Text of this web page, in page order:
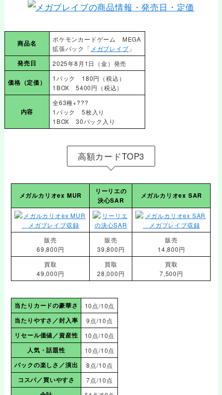
商品名
ポケモンカードゲーム MEGA
拡張パック「 メガブレイブ 」
発売日
2025年8月1日（金）発売
価格 （定価）
1パック 180円（税込）
1BOX 5400円（税込）
内容
全63種+???
1パック 5枚入り
1BOX 30パック入り
高額カードTOP3
メガルカリオex MUR
リーリエの
決心SAR
メガルカリオex SAR
販売
69,800円
販売
39,800円
販売
14,800円
買取
49,000円
買取
28,000円
買取
7,500円
当たりカードの豪華さ
10点/10点
当たりやすさ／封入率
9点/10点
リセール価値／資産性
10点/10点
人気・話題性
10点/10点
パックの楽しさ／演出
8点/10点
コスパ／買いやすさ
7点/10点